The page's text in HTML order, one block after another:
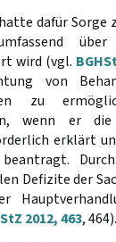
dafür Sorge
wird (vgl.
von
zu
wenn er
erklärt
Defizite der
2012, 463,